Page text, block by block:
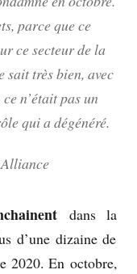
parce que ce
ce secteur de la
sait très bien, avec
n’était pas un
qui a dégénéré.
dans la
d’une dizaine de
2020. En octobre,